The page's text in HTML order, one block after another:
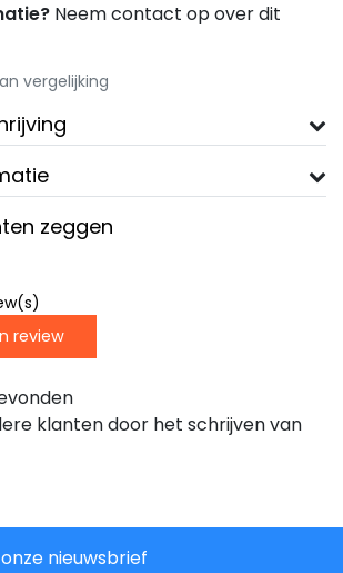
Neem contact op over dit
vergelijking
zeggen
review
klanten door het schrijven van
nieuwsbrief